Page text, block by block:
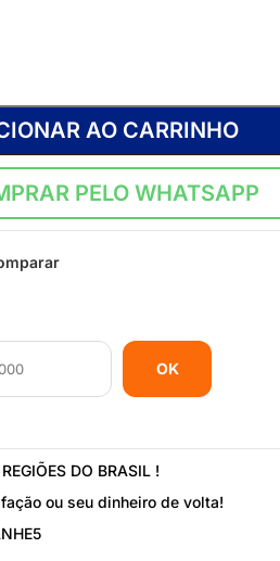
AO CARRINHO
PELO WHATSAPP
OK
DO BRASIL !
ou seu dinheiro de volta!